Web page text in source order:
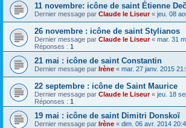
11 novembre: icône de saint Étienne
Dernier message par Claude le Liseur« jeu. 08
26 novembre : icône de saint Stylianos
Dernier message par Claude le Liseur« mar. 31
Réponses : 1
21 mai : icône de saint Constantin
Dernier message par Irène « mar. 27 janv. 2015
22 septembre : icône de Saint Maurice
Dernier message par Claude le Liseur« jeu. 18
Réponses : 1
19 mai : icône de saint Dimitri Donskoï
Dernier message par Irène « dim. 06 avr. 2014